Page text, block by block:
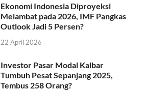
Ekonomi Indonesia Diproyeksi
Melambat pada 2026, IMF Pangkas
Outlook Jadi 5 Persen?
22 April 2026
Investor Pasar Modal Kalbar
Tumbuh Pesat Sepanjang 2025,
Tembus 258 Orang?